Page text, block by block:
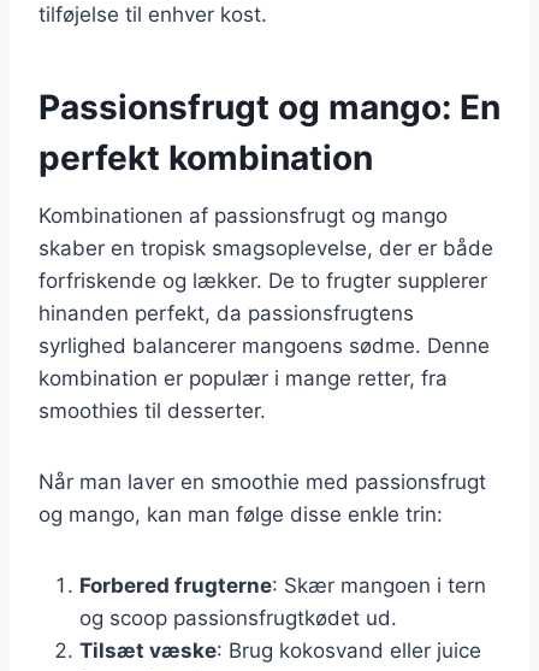
tilføjelse til enhver kost.
Passionsfrugt og mango: En
perfekt kombination
Kombinationen af passionsfrugt og mango
skaber en tropisk smagsoplevelse, der er både
forfriskende og lækker. De to frugter supplerer
hinanden perfekt, da passionsfrugtens
syrlighed balancerer mangoens sødme. Denne
kombination er populær i mange retter, fra
smoothies til desserter.
Når man laver en smoothie med passionsfrugt
og mango, kan man følge disse enkle trin:
Forbered frugterne: Skær mangoen i tern
og scoop passionsfrugtkødet ud.
Tilsæt væske: Brug kokosvand eller juice